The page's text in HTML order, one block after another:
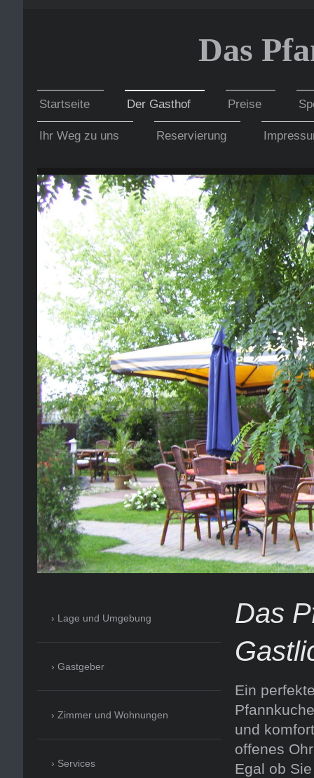
Das
Startseite Der Gasthof Preise
Ihr Weg zu uns Reservierung
Das
Ein
und
offenes
Egal ob
Lage und Umgebung
Gastgeber
Zimmer und Wohnungen
Services